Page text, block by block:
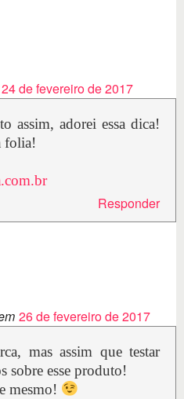
24 de fevereiro de 2017
assim, adorei essa dica!
folia!
Responder
26 de fevereiro de 2017
mas assim que testar
sobre esse produto!
mesmo!